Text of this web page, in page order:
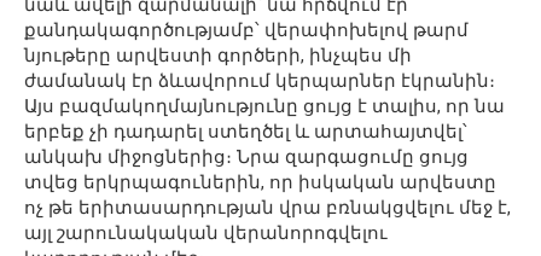
նաև ավելի զարմանալի՝ նա հրճվում էր
քանդակագործությամբ՝ վերափոխելով թարմ
նյութերը արվեստի գործերի, ինչպես մի
ժամանակ էր ձևավորում կերպարներ էկրանին։
Այս բազմակողմայնությունը ցույց է տալիս, որ նա
երբեք չի դադարել ստեղծել և արտահայտվել՝
անկախ միջոցներից։ Նրա զարգացումը ցույց
տվեց երկրպագուներին, որ իսկական արվեստը
ոչ թե երիտասարդության վրա բռնակցվելու մեջ է,
այլ շարունակական վերանորոգվելու